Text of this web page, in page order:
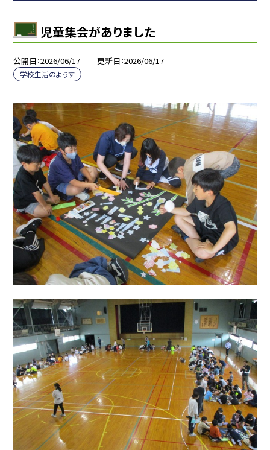
児童集会がありました
公開日 2026/06/17 更新日 2026/06/17
学校生活のようす